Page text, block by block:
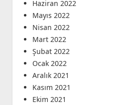
Haziran 2022
Mayıs 2022
Nisan 2022
Mart 2022
Şubat 2022
Ocak 2022
Aralık 2021
Kasım 2021
Ekim 2021